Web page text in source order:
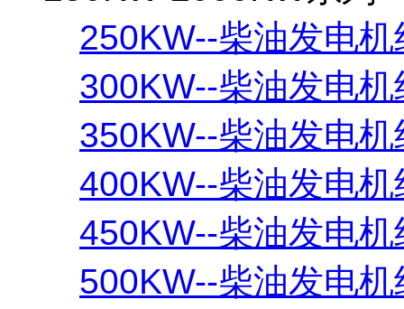
250KW--柴油发电机
300KW--柴油发电机
350KW--柴油发电机
400KW--柴油发电机
450KW--柴油发电机
500KW--柴油发电机